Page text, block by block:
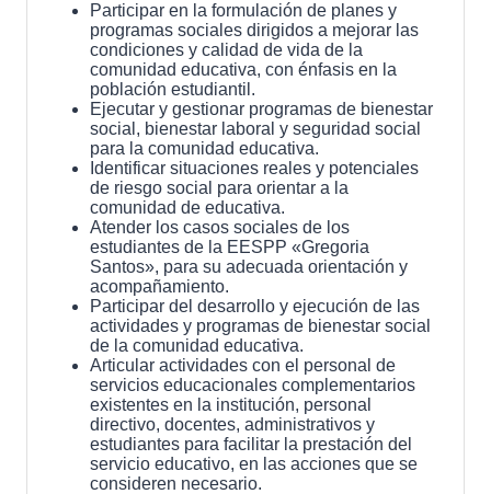
Participar en la formulación de planes y
programas sociales dirigidos a mejorar las
condiciones y calidad de vida de la
comunidad educativa, con énfasis en la
población estudiantil.
Ejecutar y gestionar programas de bienestar
social, bienestar laboral y seguridad social
para la comunidad educativa.
Identificar situaciones reales y potenciales
de riesgo social para orientar a la
comunidad de educativa.
Atender los casos sociales de los
estudiantes de la EESPP «Gregoria
Santos», para su adecuada orientación y
acompañamiento.
Participar del desarrollo y ejecución de las
actividades y programas de bienestar social
de la comunidad educativa.
Articular actividades con el personal de
servicios educacionales complementarios
existentes en la institución, personal
directivo, docentes, administrativos y
estudiantes para facilitar la prestación del
servicio educativo, en las acciones que se
consideren necesario.